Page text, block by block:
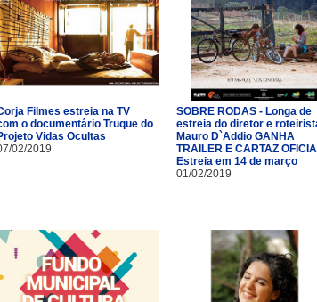
Filmes estreia na TV
o documentário Truque do
Vidas Ocultas
02/2019
SOBRE RODAS - Longa de
estreia do diretor e
Mauro D`Addio GANHA
TRAILER E CARTAZ
Estreia em 14 de março
01/02/2019